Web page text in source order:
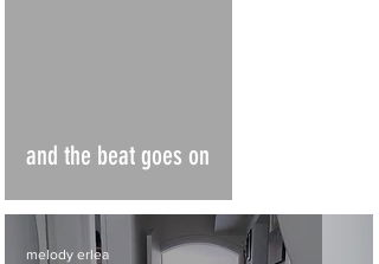
and the beat goes on
melody erlea